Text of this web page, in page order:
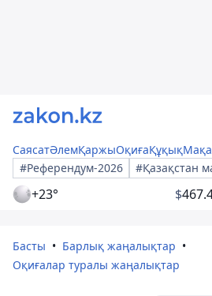
СаясатӘлемҚаржыОқиғаҚұқық
#Референдум-2026
#Қазақстан
+23° $
Басты
Барлық жаңалықтар
Оқиғалар туралы жаңалықтар